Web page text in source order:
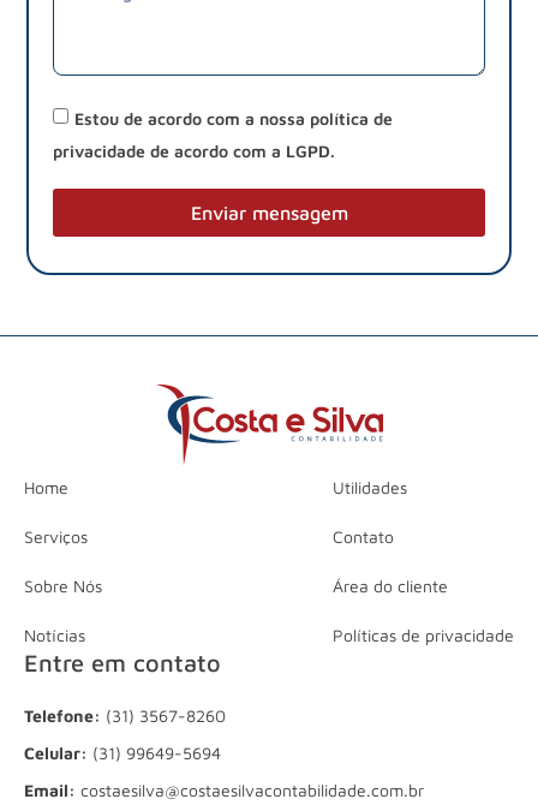
Estou de acordo com a nossa política de
privacidade de acordo com a LGPD.
Enviar mensagem
Home
Serviços
Sobre Nós
Notícias
Utilidades
Contato
Área do cliente
Políticas de privacidade
Entre em contato
Telefone: (31) 3567-8260
Celular: (31) 99649-5694
Email: costaesilva@costaesilvacontabilidade.com.br